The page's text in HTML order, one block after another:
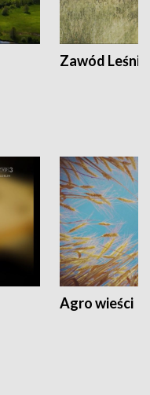
Zawód Leśnik
Agro wieści